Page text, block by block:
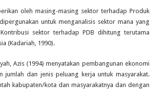
oleh masing-masing sektor terhadap Produk
untuk menganalisis sektor mana yang
sektor terhadap PDB dihitung terutama
(Kadariah, 1990).
Azis (1994) menyatakan pembangunan ekonomi
jumlah dan jenis peluang kerja untuk masyarakat.
kabupaten/kota dan masyarakatnya dan dengan